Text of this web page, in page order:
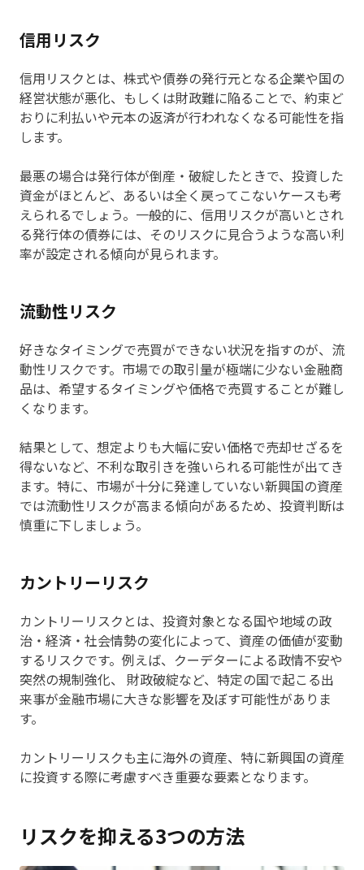
信用リスク
信用リスクとは、株式や債券の発行元となる企業や国の
経営状態が悪化、もしくは財政難に陥ることで、約束ど
おりに利払いや元本の返済が行われなくなる可能性を指
します。
最悪の場合は発行体が倒産・破綻したときで、投資した
資金がほとんど、あるいは全く戻ってこないケースも考
えられるでしょう。一般的に、信用リスクが高いとされ
る発行体の債券には、そのリスクに見合うような高い利
率が設定される傾向が見られます。
流動性リスク
好きなタイミングで売買ができない状況を指すのが、流
動性リスクです。市場での取引量が極端に少ない金融商
品は、希望するタイミングや価格で売買することが難し
くなります。
結果として、想定よりも大幅に安い価格で売却せざるを
得ないなど、不利な取引きを強いられる可能性が出てき
ます。特に、市場が十分に発達していない新興国の資産
では流動性リスクが高まる傾向があるため、投資判断は
慎重に下しましょう。
カントリーリスク
カントリーリスクとは、投資対象となる国や地域の政
治・経済・社会情勢の変化によって、資産の価値が変動
するリスクです。例えば、クーデターによる政情不安や
突然の規制強化、 財政破綻など、特定の国で起こる出
来事が金融市場に大きな影響を及ぼす可能性がありま
す。
カントリーリスクも主に海外の資産、特に新興国の資産
に投資する際に考慮すべき重要な要素となります。
リスクを抑える3つの方法